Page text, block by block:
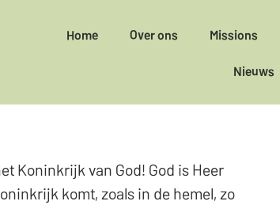
Home Over ons Missions
Nieuws
Koninkrijk van God! God is Heer
komt, zoals in de hemel, zo